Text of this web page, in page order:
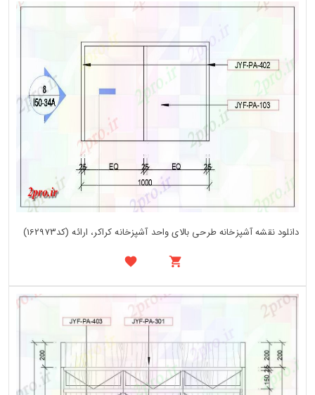
دانلود نقشه آشپزخانه طرحی بالای واحد آشپزخانه کراکر، ارائه (کد162973)